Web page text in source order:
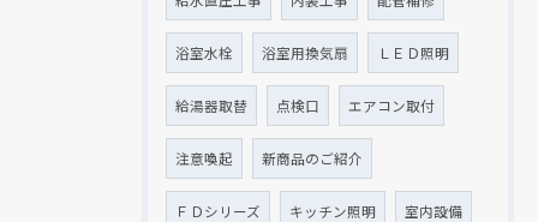
浴室水栓 浴室用換気扇 ＬＥＤ照明
給湯器取替 点検口 エアコン取付
注意喚起 新商品のご紹介
ＦＤシリーズ キッチン照明 室内設備